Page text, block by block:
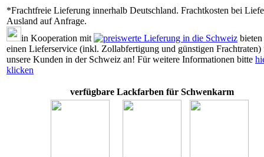
*Frachtfreie Lieferung innerhalb Deutschland. Frachtkosten bei
Ausland auf Anfrage.
in Kooperation mit
einen Lieferservice (inkl. Zollabfertigung und günstigen Frachtraten)
unsere Kunden in der Schweiz an! Für weitere Informationen bitte
klicken
verfügbare Lackfarben für Schwenkarm